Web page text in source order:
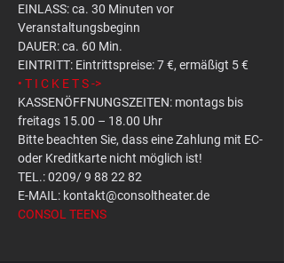
EINLASS: ca. 30 Minuten vor
Veranstaltungsbeginn
DAUER: ca. 60 Min.
EINTRITT: Eintrittspreise: 7 €, ermäßigt 5 €
• T I C K E T S ->
KASSENÖFFNUNGSZEITEN: montags bis
freitags 15.00 – 18.00 Uhr
Bitte beachten Sie, dass eine Zahlung mit EC-
oder Kreditkarte nicht möglich ist!
TEL.: 0209/ 9 88 22 82
E-MAIL: kontakt@consoltheater.de
CONSOL TEENS